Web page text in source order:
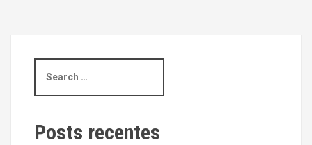
a
c
h
Posts recentes